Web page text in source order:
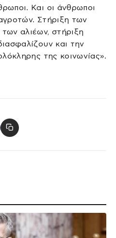
Και οι άνθρωποι
Στήριξη των
αλιέων, στήριξη
και την
της κοινωνίας».